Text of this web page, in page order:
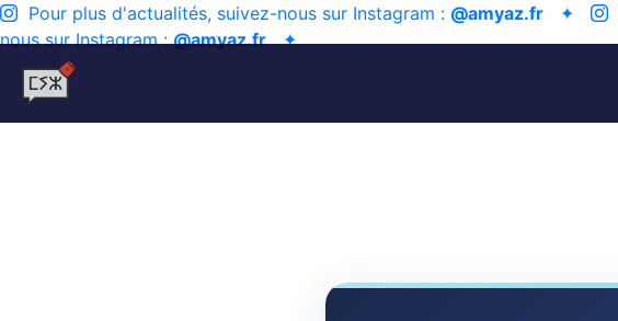
Pour plus d'actualités, suivez-nous sur Instagram : @amyaz.fr ✦
nous sur Instagram :@amyaz.fr✦